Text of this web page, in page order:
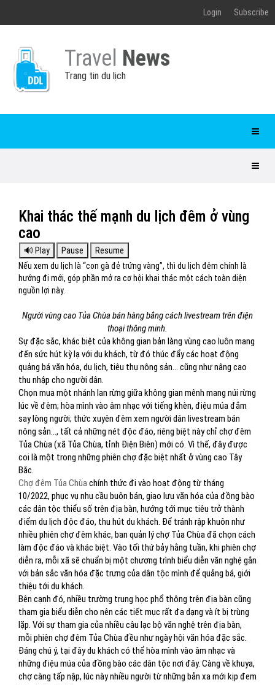
Login Subscribe
Travel News
Trang tin du lịch
Khai thác thế mạnh du lịch đêm ở vùng
cao
Nếu xem du lịch là “con gà đẻ trứng vàng”, thì du lịch đêm chính là
hướng đi mới, góp phần mở ra cơ hội khai thác một cách toàn diện
nguồn lợi này.
Người vùng cao Tủa Chùa bán hàng bằng cách livestream trên điện
thoại thông minh.
Sự đặc sắc, khác biệt của không gian bản làng vùng cao luôn mang
đến sức hút kỳ lạ với du khách, từ đó thúc đẩy các hoạt động
quảng bá văn hóa, du lịch, tiêu thụ nông sản... cũng như nâng cao
thu nhập cho người dân.
Chọn mua một nhánh lan rừng giữa không gian mênh mang núi rừng
lúc về đêm; hòa mình vào âm nhạc với tiếng khèn, điệu múa đắm
say lòng người; thức xuyên đêm xem người dân livestream bán
nông sản..., tất cả những nét độc đáo, riêng biệt này chỉ chợ đêm
Tủa Chùa (xã Tủa Chùa, tỉnh Điện Biên) mới có. Vì thế, đây được
coi là một trong những phiên chợ đặc biệt nhất ở vùng cao Tây
Bắc.
Chợ đêm Tủa Chùachính thức đi vào hoạt động từ tháng
10/2022, phục vụ nhu cầu buôn bán, giao lưu văn hóa của đồng bào
các dân tộc thiểu số trên địa bàn, hướng tới mục tiêu trở thành
điểm du lịch độc đáo, thu hút du khách. Để tránh rập khuôn như
nhiều phiên chợ đêm khác, ban quản lý chợ Tủa Chùa đã chọn cách
làm độc đáo và khác biệt. Vào tối thứ bảy hằng tuần, khi phiên chợ
diễn ra, mỗi xã sẽ chuẩn bị một chương trình biểu diễn văn nghệ gắn
với bản sắc văn hóa đặc trưng của dân tộc mình để quảng bá, giới
thiệu tới du khách.
Bên cạnh đó, nhiều trường trung học phổ thông trên địa bàn cũng
tham gia biểu diễn cho nên các tiết mục rất đa dạng và ít bị trùng
lặp. Với sự tham gia của nhiều câu lạc bộ văn nghệ trên địa bàn,
mỗi phiên chợ đêm Tủa Chùa đều như ngày hội văn hóa đặc sắc.
Đáng chú ý, tại đây du khách có thể hòa mình vào âm nhạc và
những điệu múa của đồng bào các dân tộc nơi đây. Càng về khuya,
chợ càng tấp nập, lúc này nhiều người từ những bản xa mới kịp đem